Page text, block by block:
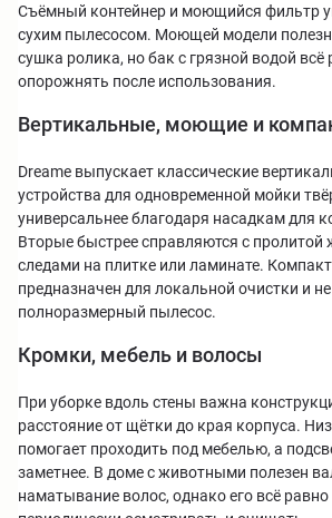
Съёмный контейнер и моющийся фильтр
сухим пылесосом. Моющей модели
сушка ролика, но бак с грязной водой
опорожнять после использования.
Вертикальные, моющие и
Dreame выпускает классические
устройства для одновременной мойки
универсальнее благодаря насадкам для
Вторые быстрее справляются с пролитой
следами на плитке или ламинате.
предназначен для локальной очистки и
полноразмерный пылесос.
Кромки, мебель и волосы
При уборке вдоль стены важна
расстояние от щётки до края корпуса.
помогает проходить под мебелью, а
заметнее. В доме с животными полезен
наматывание волос, однако его всё